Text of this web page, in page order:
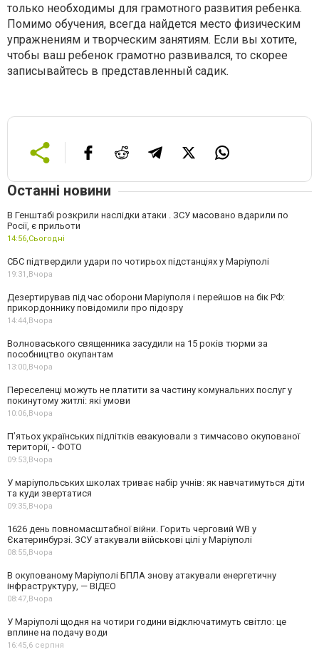
только необходимы для грамотного развития ребенка.
Помимо обучения, всегда найдется место физическим
упражнениям и творческим занятиям. Если вы хотите,
чтобы ваш ребенок грамотно развивался, то скорее
записывайтесь в представленный садик.
Останні новини
В Генштабі розкрили наслідки атаки . ЗСУ масовано вдарили по
Росії, є прильоти
14:56,Сьогодні
СБС підтвердили удари по чотирьох підстанціях у Маріуполі
19:31,Вчора
Дезертирував під час оборони Маріуполя і перейшов на бік РФ:
прикордоннику повідомили про підозру
14:44,Вчора
Волноваського священника засудили на 15 років тюрми за
пособництво окупантам
13:00,Вчора
Переселенці можуть не платити за частину комунальних послуг у
покинутому житлі: які умови
10:06,Вчора
П’ятьох українських підлітків евакуювали з тимчасово окупованої
території, - ФОТО
09:53,Вчора
У маріупольських школах триває набір учнів: як навчатимуться діти
та куди звертатися
09:35,Вчора
1626 день повномасштабної війни. Горить черговий WB у
Єкатеринбурзі. ЗСУ атакували військові цілі у Маріуполі
08:55,Вчора
В окупованому Маріуполі БПЛА знову атакували енергетичну
інфраструктуру, — ВІДЕО
08:47,Вчора
У Маріуполі щодня на чотири години відключатимуть світло: це
вплине на подачу води
16:45,6 серпня